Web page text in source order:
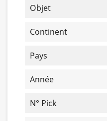
Objet
Continent
Pays
Année
N° Pick